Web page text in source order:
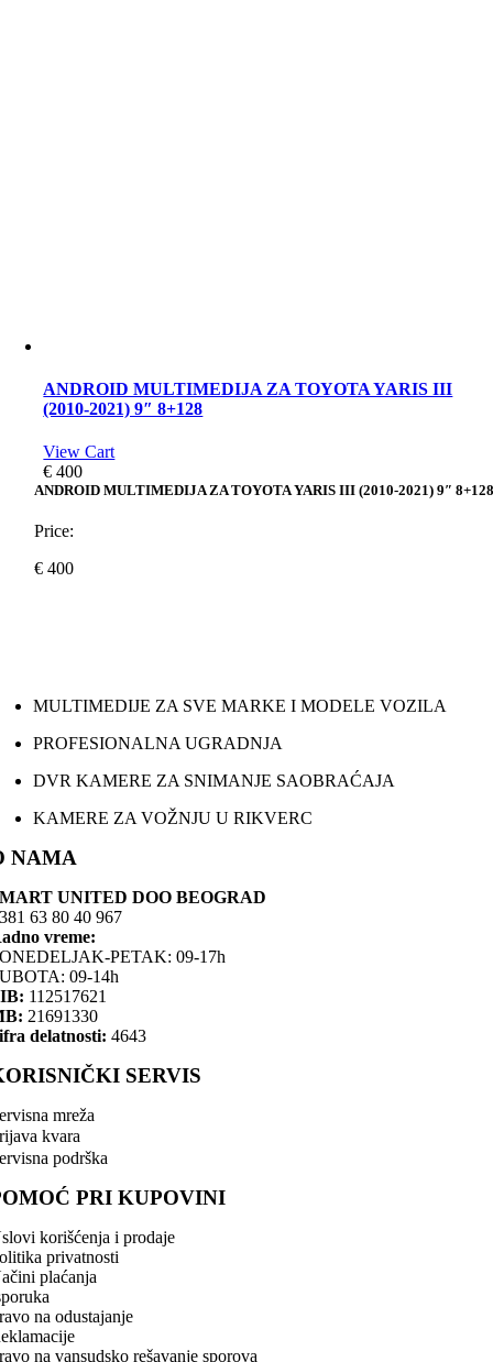
ANDROID MULTIMEDIJA ZA TOYOTA YARIS III
(2010-2021) 9″ 8+128
View Cart
€ 400
ANDROID MULTIMEDIJA ZA TOYOTA YARIS III (2010-2021) 9″
Price:
€ 400
MULTIMEDIJE ZA SVE MARKE I MODELE VOZILA
PROFESIONALNA UGRADNJA
DVR KAMERE ZA SNIMANJE SAOBRAĆAJA
KAMERE ZA VOŽNJU U RIKVERC
NAMA
UNITED DOO BEOGRAD
63 80 40 967
vreme:
PETAK: 09-17h
09-14h
112517621
21691330
delatnosti: 4643
SERVIS
mreža
kvara
podrška
PRI KUPOVINI
korišćenja i prodaje
privatnosti
plaćanja
na odustajanje
na vansudsko rešavanje sporova